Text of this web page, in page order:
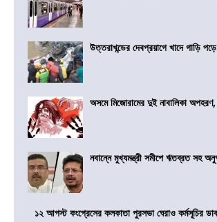
উত্তরাখন্ডের দেবপ্রয়াগে খাদে গাড়ি
অসমে মিজোরামের দুই নাবালিকা
নবান্নে মুখ্যমন্ত্রী সমীপে ঋতব্রত সহ
১২ আগস্ট কংগ্রেসের কলকাতা পুরসভা ঘেরাও কর্মসূচির